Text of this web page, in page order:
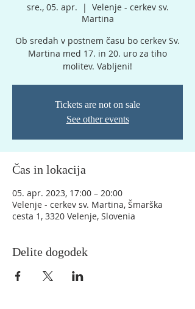
sre., 05. apr.
  |
Velenje - cerkev sv.
Martina
Ob sredah v postnem času bo cerkev Sv.
Martina med 17. in 20. uro za tiho
molitev. Vabljeni!
Tickets are not on sale
See other events
Čas in lokacija
05. apr. 2023, 17:00 – 20:00
Velenje - cerkev sv. Martina, Šmarška
cesta 1, 3320 Velenje, Slovenia
Delite dogodek